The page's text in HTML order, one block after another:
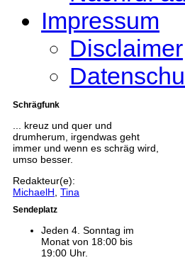
Impressum
Disclaimer
Schrägfunk
... kreuz und quer und
drumherum, irgendwas geht
immer und wenn es schräg wird,
umso besser.
Redakteur(e):
MichaelH Tina
Sendeplatz
Jeden 4. Sonntag im
Monat von 18:00 bis
19:00 Uhr.